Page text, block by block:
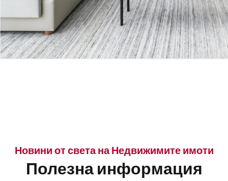
Новини от света на Недвижимите имоти
Полезна информация